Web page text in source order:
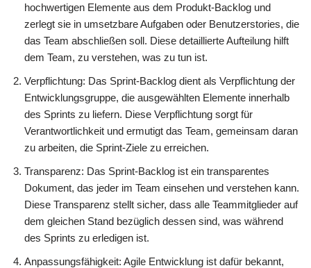
hochwertigen Elemente aus dem Produkt-Backlog und
zerlegt sie in umsetzbare Aufgaben oder Benutzerstories, die
das Team abschließen soll. Diese detaillierte Aufteilung hilft
dem Team, zu verstehen, was zu tun ist.
Verpflichtung: Das Sprint-Backlog dient als Verpflichtung der
Entwicklungsgruppe, die ausgewählten Elemente innerhalb
des Sprints zu liefern. Diese Verpflichtung sorgt für
Verantwortlichkeit und ermutigt das Team, gemeinsam daran
zu arbeiten, die Sprint-Ziele zu erreichen.
Transparenz: Das Sprint-Backlog ist ein transparentes
Dokument, das jeder im Team einsehen und verstehen kann.
Diese Transparenz stellt sicher, dass alle Teammitglieder auf
dem gleichen Stand bezüglich dessen sind, was während
des Sprints zu erledigen ist.
Anpassungsfähigkeit: Agile Entwicklung ist dafür bekannt,